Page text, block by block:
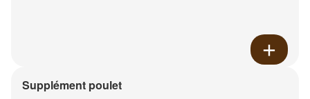
Supplément poulet